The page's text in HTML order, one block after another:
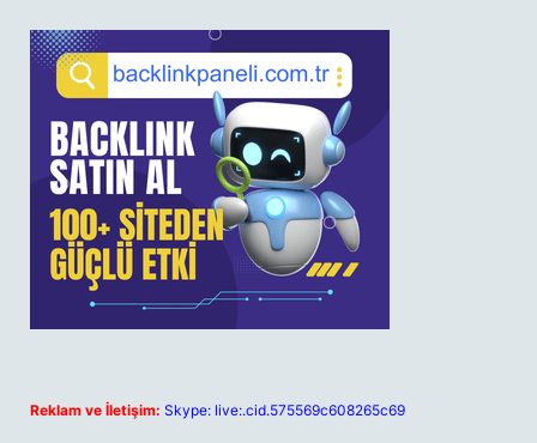
Reklam ve İletişim: Skype: live:.cid.575569c608265c69